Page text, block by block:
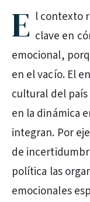
E l contexto
clave en
emocional,
en el vacío. El
cultural del
en la dinámica
integran. Por
de
política las
emocionales